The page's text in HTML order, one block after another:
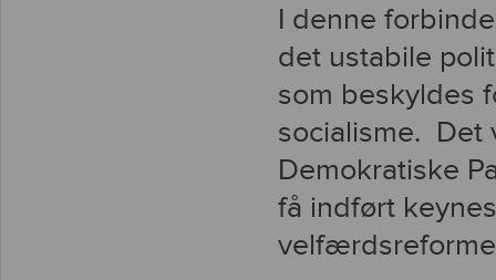
I denne
det ustabile
som beskyldes
socialisme.
Demokratiske
få indført